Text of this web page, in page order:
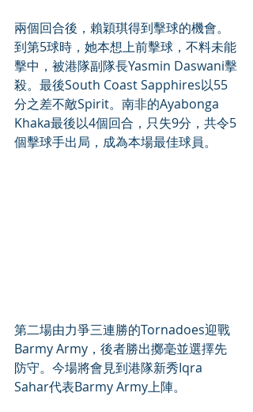
兩個回合後，賴穎琪得到擊球的機會。
到第5球時，她本想上前擊球，不料未能
擊中，被港隊副隊長Yasmin Daswani擊
殺。最後South Coast Sapphires以55
分之差不敵Spirit。南非的Ayabonga
Khaka最後以4個回合，只失9分，共令5
個擊球手出局，成為本場最佳球員。
第二場由力爭三連勝的Tornadoes迎戰
Barmy Army，後者勝出擲毫並選擇先
防守。今場將會見到港隊新秀Iqra
Sahar代表Barmy Army上陣。